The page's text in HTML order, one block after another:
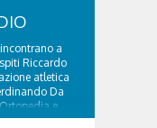
a
Riccardo
atletica
Da
e
GVM...